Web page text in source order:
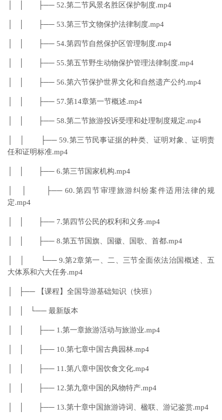
│ │ ├── 52.第二节风景名胜区保护制度.mp4
│ │ ├── 53.第三节文物保护法律制度.mp4
│ │ ├── 54.第四节自然保护区管理制度.mp4
│ │ ├── 55.第五节野生动物保护管理法律制度.mp4
│ │ ├── 56.第六节保护世界文化和自然遗产公约.mp4
│ │ ├── 57.第14章第一节概述.mp4
│ │ ├── 58.第二节旅游投诉受理和处理制度规定.mp4
│ │ ├── 59.第三节民事证据的种类、证明对象、证明责
任和证明标准.mp4
│ │ ├── 6.第三节国家机构.mp4
│ │ ├── 60.第四节审理旅游纠纷案件适用法律的规
定.mp4
│ │ ├── 7.第四节公民的权利和义务.mp4
│ │ ├── 8.第五节国旗、国徽、国歌、首都.mp4
│ │ └── 9.第2章第一、二、三节全面依法治国概述、五
大体系和六大任务.mp4
│ ├── 【课程】全国导游基础知识（快班）
│ │ └── 最新版本
│ │ ├── 1.第一章旅游活动与旅游业.mp4
│ │ ├── 10.第七章中国古典园林.mp4
│ │ ├── 11.第八章中国饮食文化.mp4
│ │ ├── 12.第九章中国的风物特产.mp4
│ │ ├── 13.第十章中国旅游诗词、楹联、游记鉴赏.mp4